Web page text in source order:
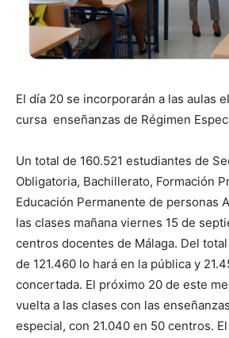
El día 20 se incorporarán a las aulas
cursa enseñanzas de Régimen
Un total de 160.521 estudiantes de
Obligatoria, Bachillerato, Formación
Educación Permanente de personas
las clases mañana viernes 15 de
centros docentes de Málaga. Del
de 121.460 lo hará en la pública y
concertada. El próximo 20 de este
vuelta a las clases con las
especial, con 21.040 en 50 centros.